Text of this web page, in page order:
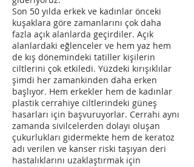
Son 50 yılda erkek ve kadınlar önceki
kuşaklara göre zamanlarını çok daha
fazla açık alanlarda geçirdiler. Açık
alanlardaki eğlenceler ve hem yaz hem
de kış dönemindeki tatiller kişilerin
ciltlerini çok etkiledi. Yüzdeki kırışıklılar
şimdi her zamankinden daha erken
başlıyor. Hem erkekler hem de kadınlar
plastik cerrahiye ciltlerindeki güneş
hasarları için başvuruyorlar. Cerrahi aynı
zamanda sivilcelerden dolayı oluşan
çukurlukları gidermekte hem de keratoz
adı verilen ve kanser riski taşıyan deri
hastalıklarını uzaklaştırmak için